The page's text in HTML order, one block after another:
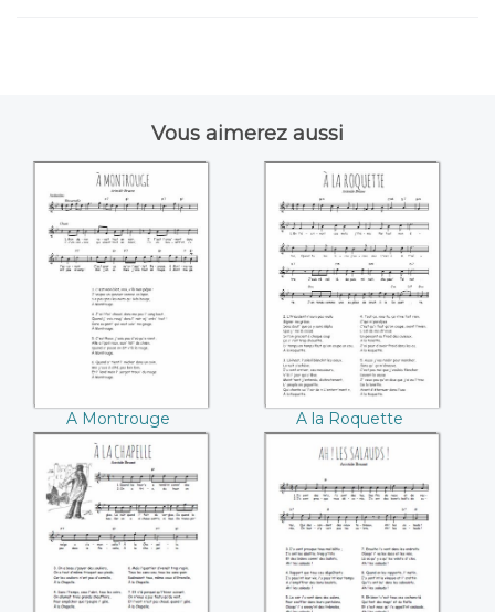
Vous aimerez aussi
A Montrouge
((Aristide Bruant))
A Montrouge
(Aristide Bruant)
A la Roquette
((Aristide Bruant))
A la Roquette
(Aristide Bruant)
A la Chapelle
((Aristide Bruant))
Ah ! les salauds !